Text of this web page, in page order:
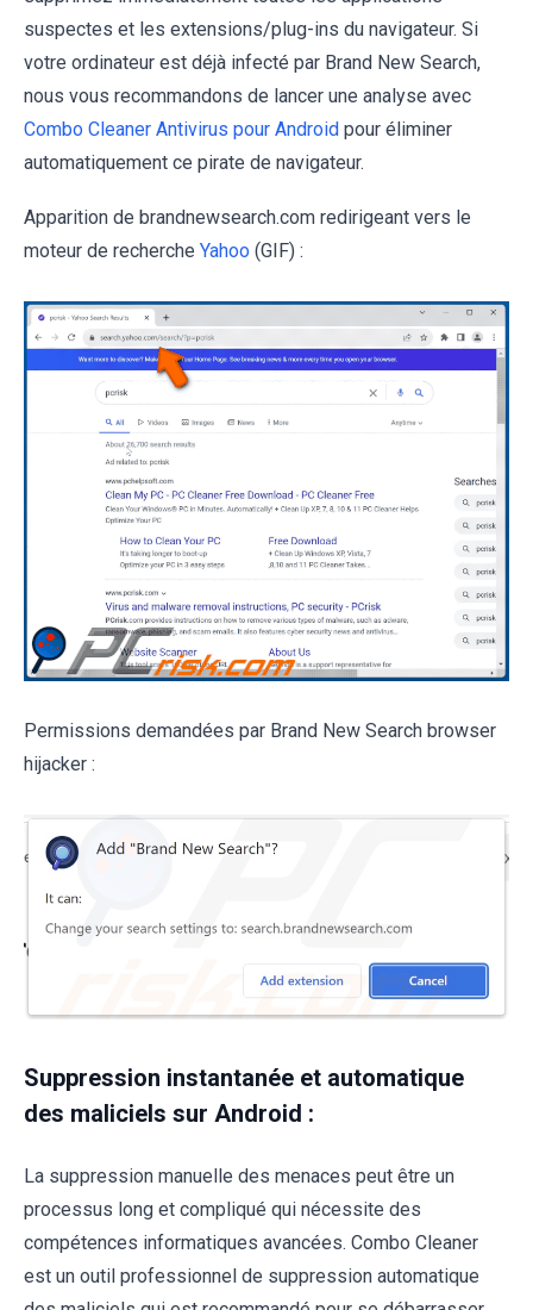
suspectes et les extensions/plug-ins du navigateur. Si
votre ordinateur est déjà infecté par Brand New Search,
nous vous recommandons de lancer une analyse avec
Combo Cleaner Antivirus pour Android pour éliminer
automatiquement ce pirate de navigateur.
Apparition de brandnewsearch.com redirigeant vers le
moteur de recherche Yahoo (GIF) :
Permissions demandées par Brand New Search browser
hijacker :
Suppression instantanée et automatique
des maliciels sur Android :
La suppression manuelle des menaces peut être un
processus long et compliqué qui nécessite des
compétences informatiques avancées. Combo Cleaner
est un outil professionnel de suppression automatique